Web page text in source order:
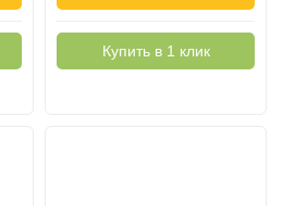
Купить в 1 клик